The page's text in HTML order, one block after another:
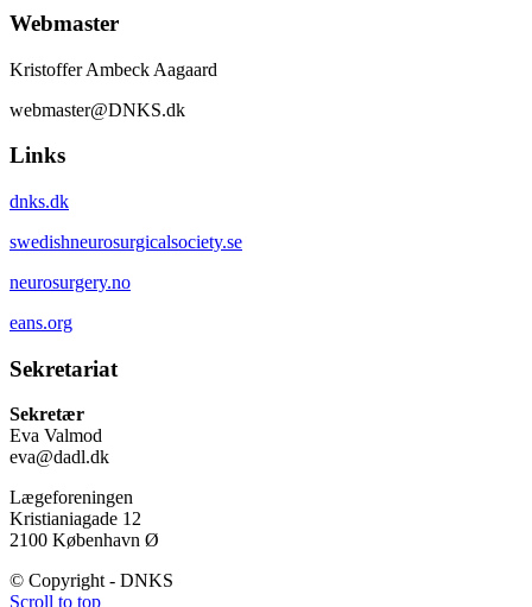
Webmaster
Kristoffer Ambeck Aagaard
webmaster@DNKS.dk
Links
dnks.dk
swedishneurosurgicalsociety.se
neurosurgery.no
eans.org
Sekretariat
Sekretær
Eva Valmod
eva@dadl.dk
Lægeforeningen
Kristianiagade 12
2100 København Ø
© Copyright - DNKS
Scroll to top